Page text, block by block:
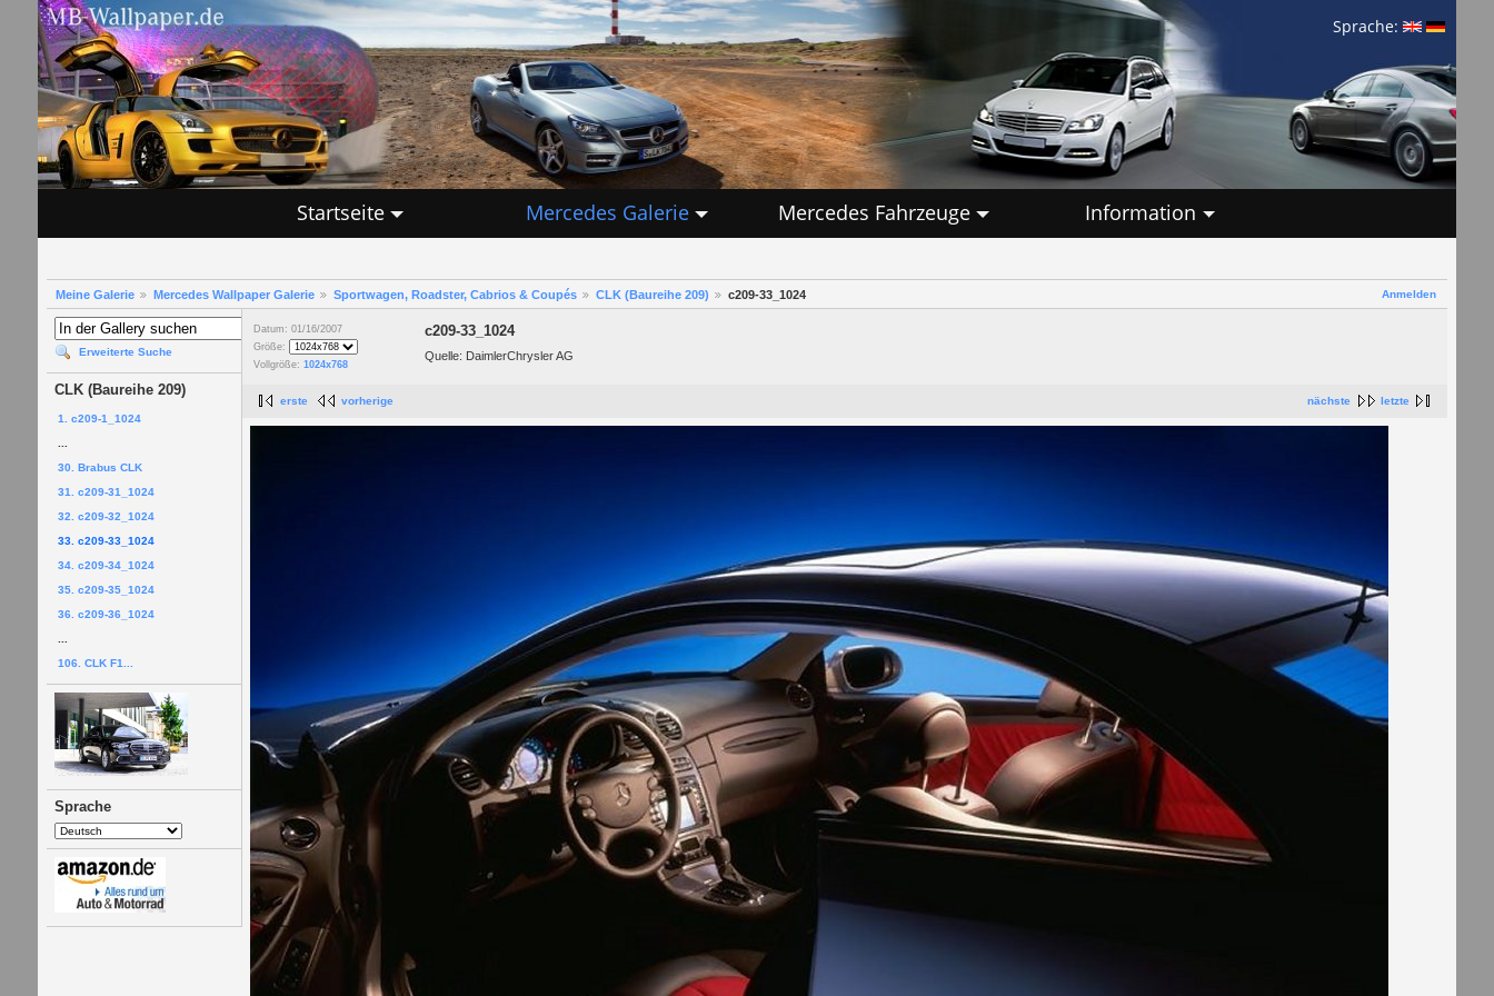
Sprache:
Startseite Mercedes Galerie Mercedes Fahrzeuge Information
Anmelden
Meine Galerie Mercedes Wallpaper Galerie Sportwagen, Roadster, Cabrios & Coupés CLK (Baureihe 209) c209-33_1024
Erweiterte Suche
CLK (Baureihe 209)
1. c209-1_1024
30. Brabus CLK
31. c209-31_1024
32. c209-32_1024
33. c209-33_1024
34. c209-34_1024
35. c209-35_1024
36. c209-36_1024
106. CLK F1...
Sprache
Datum: 01/16/2007
Größe:
Vollgröße: 1024x768
c209-33_1024
Quelle: DaimlerChrysler AG
nächste letzte
erste vorherige